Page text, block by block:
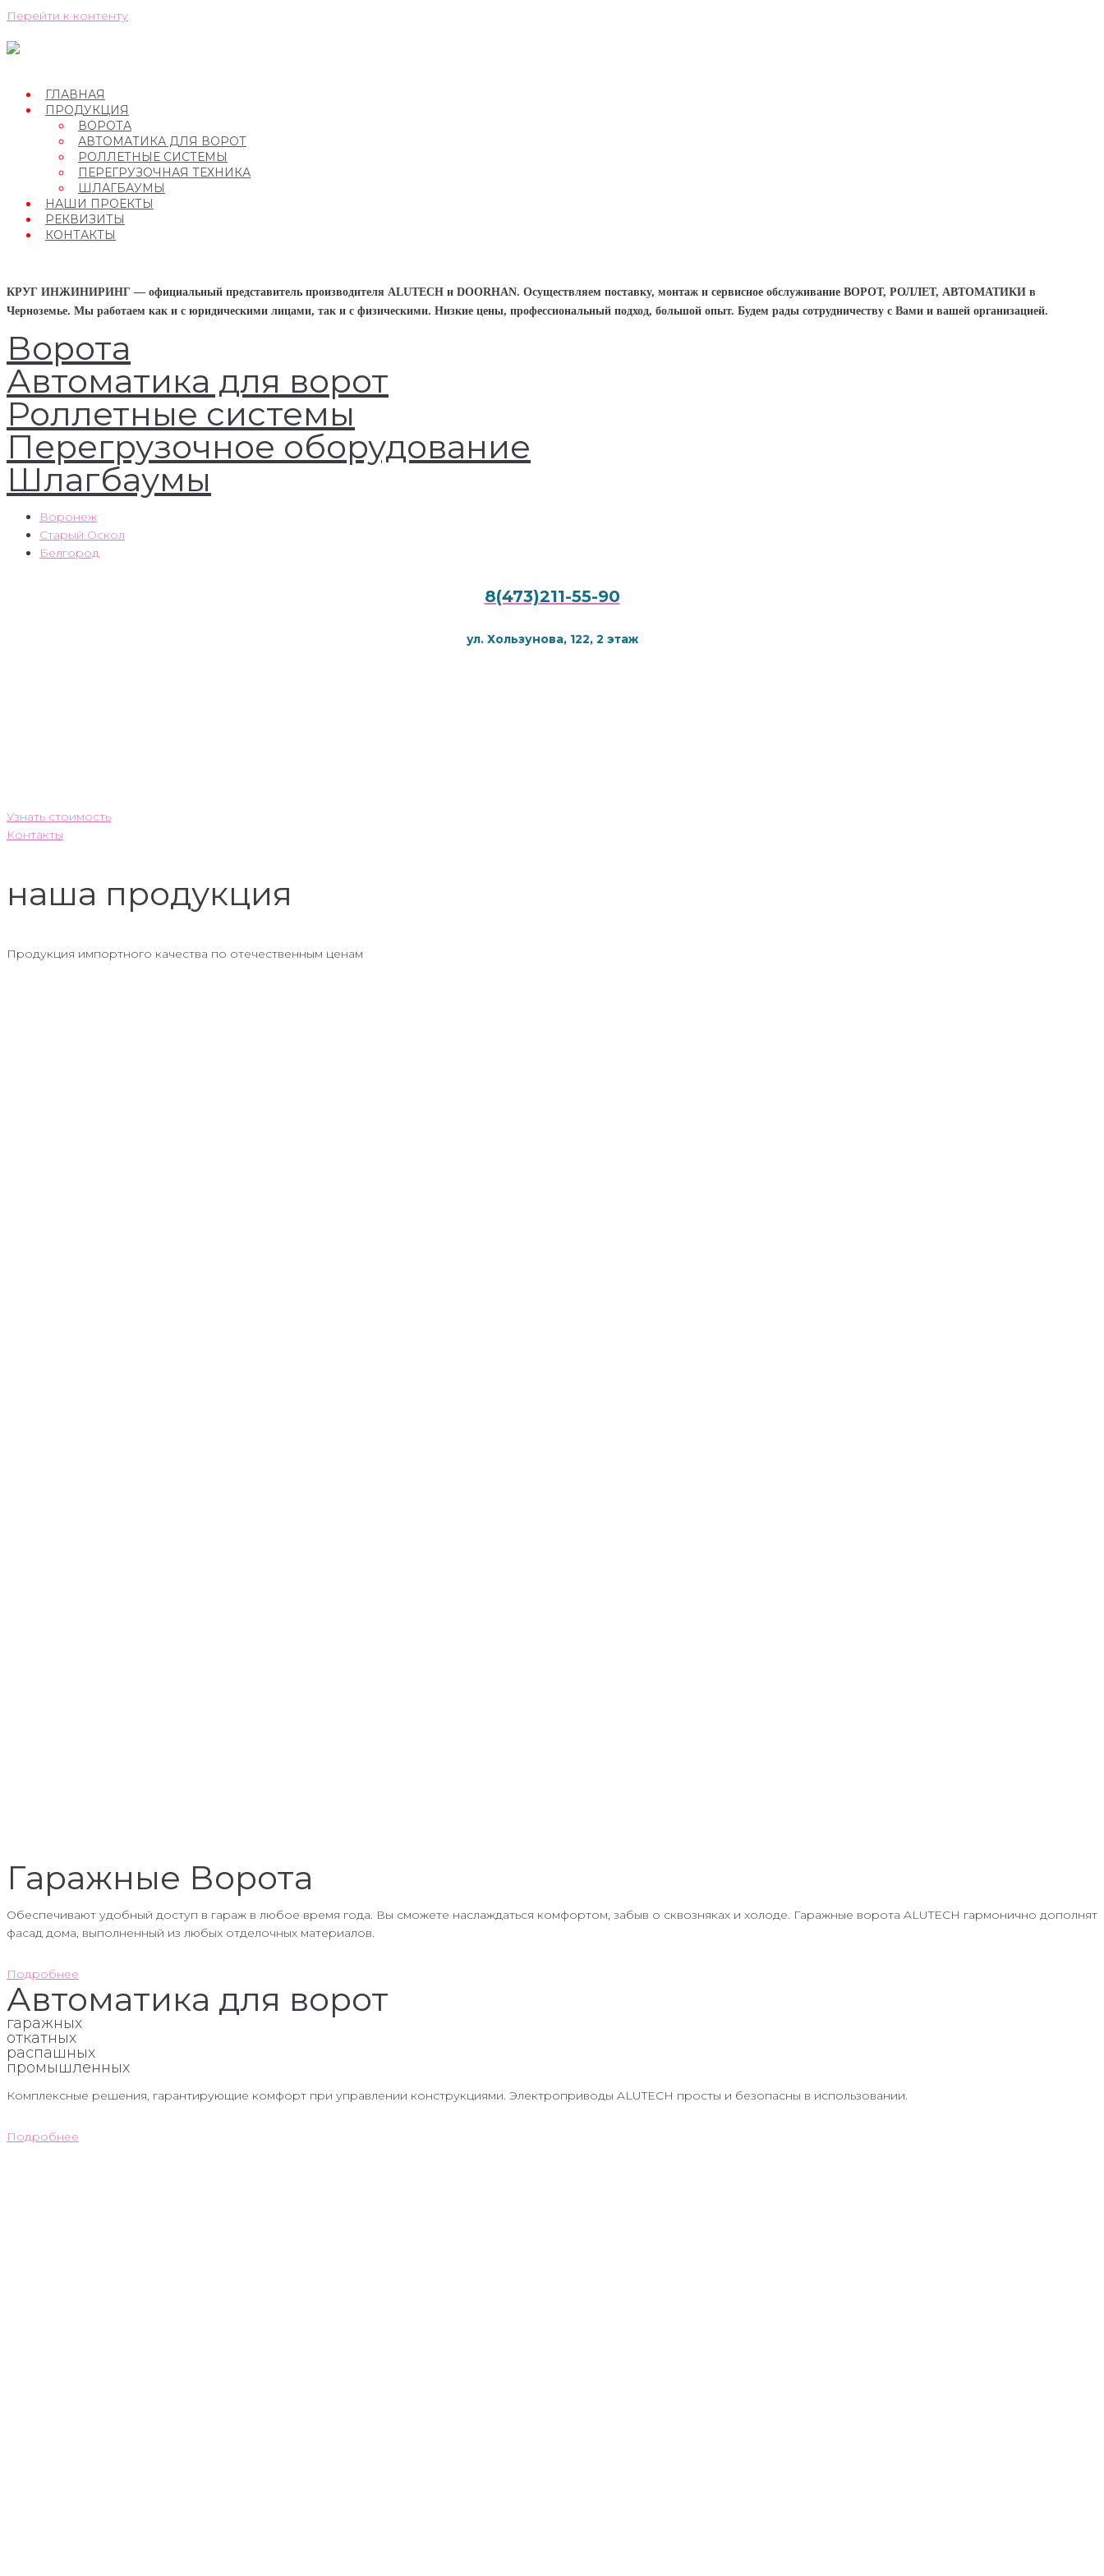
Перейти к контенту
ГЛАВНАЯ
ПРОДУКЦИЯ
ВОРОТА
АВТОМАТИКА ДЛЯ ВОРОТ
РОЛЛЕТНЫЕ СИСТЕМЫ
ПЕРЕГРУЗОЧНАЯ ТЕХНИКА
ШЛАГБАУМЫ
НАШИ ПРОЕКТЫ
РЕКВИЗИТЫ
КОНТАКТЫ
КРУГ ИНЖИНИРИНГ — официальный представитель производителя ALUTECH и DOORHAN. Осуществляем поставку, монтаж и сервисное обслуживание ВОРОТ, РОЛЛЕТ, АВТОМАТИКИ в
Черноземье. Мы работаем как и с юридическими лицами, так и с физическими. Низкие цены, профессиональный подход, большой опыт. Будем рады сотрудничеству с Вами и вашей организацией.
Ворота
Автоматика для ворот
Роллетные системы
Перегрузочное оборудование
Шлагбаумы
Воронеж
Старый Оскол
Белгород
8(473)211-55-90
ул. Хользунова, 122, 2 этаж
Узнать стоимость
Контакты
наша продукция
Продукция импортного качества по отечественным ценам
Гаражные Ворота
Обеспечивают удобный доступ в гараж в любое время года. Вы сможете наслаждаться комфортом, забыв о сквозняках и холоде. Гаражные ворота ALUTECH гармонично дополнят
фасад дома, выполненный из любых отделочных материалов.
Подробнее
Автоматика для ворот
гаражных
откатных
распашных
промышленных
Комплексные решения, гарантирующие комфорт при управлении конструкциями. Электроприводы ALUTECH просты и безопасны в использовании.
Подробнее